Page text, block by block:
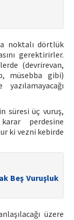
noktalı dörtlük
gerektirirler.
(devrirevan,
müsebba gibi)
süresi üç vuruş,
perdesine
ki vezni kebirde
Beş Vuruşluk
üzere